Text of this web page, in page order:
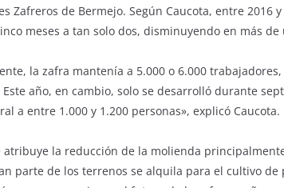
Zafreros de Bermejo. Según Caucota, entre 2016
meses a tan solo dos, disminuyendo en más
la zafra mantenía a 5.000 o 6.000
año, en cambio, solo se desarrolló durante
a entre 1.000 y 1.200 personas», explicó Caucota.
atribuye la reducción de la molienda
parte de los terrenos se alquila para el cultivo